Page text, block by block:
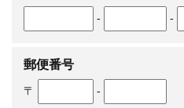
- -
郵便番号
〒 -